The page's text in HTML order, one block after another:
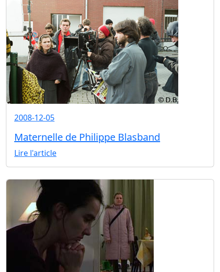
2008-12-05
Maternelle de Philippe Blasband
Lire l'article